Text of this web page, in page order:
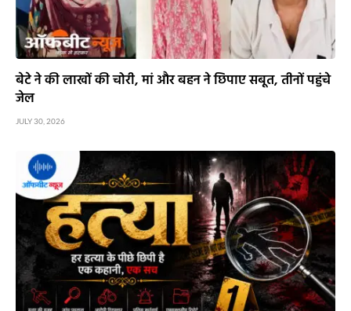
बेटे ने की लाखों की चोरी, मां और बहन ने छिपाए सबूत, तीनों पहुंचे
जेल
JULY 30, 2026